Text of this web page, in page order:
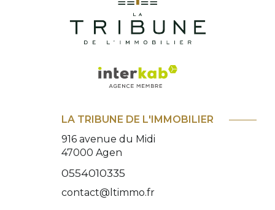
LA TRIBUNE DE L'IMMOBILIER
916 avenue du Midi
47000 Agen
0554010335
contact@ltimmo.fr